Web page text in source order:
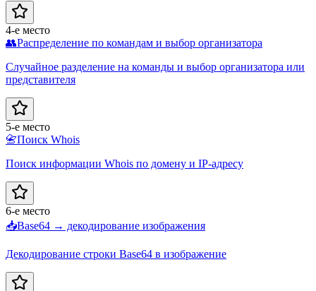
4-е место
👥Распределение по командам и выбор организатора
Случайное разделение на команды и выбор организатора или
представителя
5-е место
📇Поиск Whois
Поиск информации Whois по домену и IP-адресу
6-е место
📥Base64 → декодирование изображения
Декодирование строки Base64 в изображение